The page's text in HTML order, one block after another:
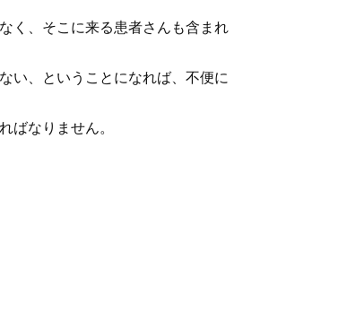
く、そこに来る患者さんも含まれ
い、ということになれば、不便に
ばなりません。